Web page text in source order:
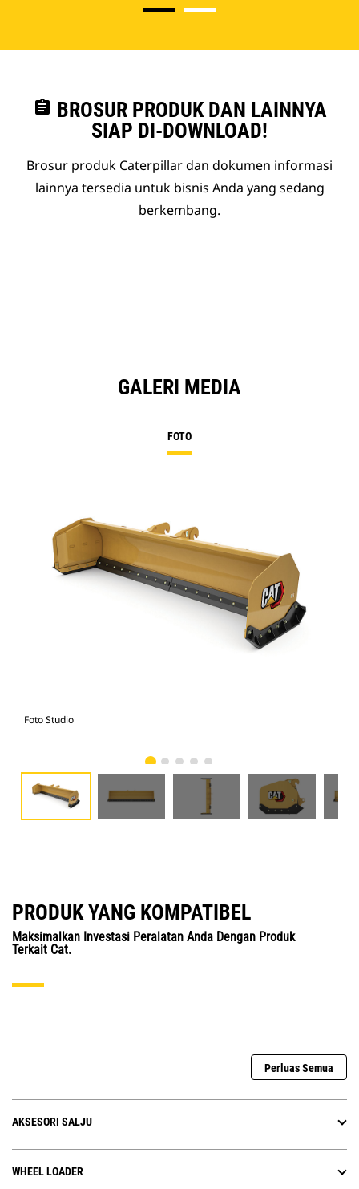
assignment BROSUR PRODUK DAN LAINNYA
SIAP DI-DOWNLOAD!
Brosur produk Caterpillar dan dokumen informasi
lainnya tersedia untuk bisnis Anda yang sedang
berkembang.
GALERI MEDIA
FOTO
Foto Studio
PRODUK YANG KOMPATIBEL
Maksimalkan Investasi Peralatan Anda Dengan Produk
Terkait Cat.
Perluas Semua
AKSESORI SALJU
WHEEL LOADER